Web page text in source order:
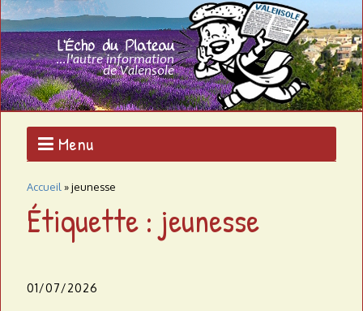
Aller
au
contenu
principal
L
'
É
c
h
o
u
L'AUTRE
INFORMATION
DE
VALENSOLE
Menu
Accueil »jeunesse
Étiquette : jeunesse
01/07/2026